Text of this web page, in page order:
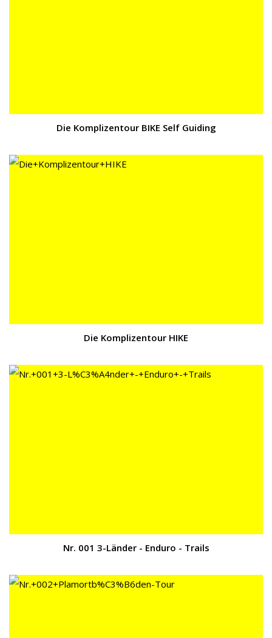
Die Komplizentour BIKE Self Guiding
Die Komplizentour HIKE
Nr. 001 3-Länder - Enduro - Trails